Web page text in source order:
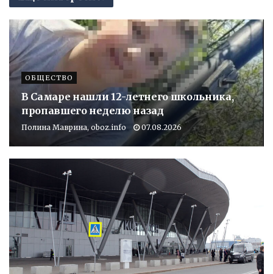
ОБЩЕСТВО
В Самаре нашли 12-летнего школьника,
пропавшего неделю назад
Полина Маврина, oboz.info 07.08.2026